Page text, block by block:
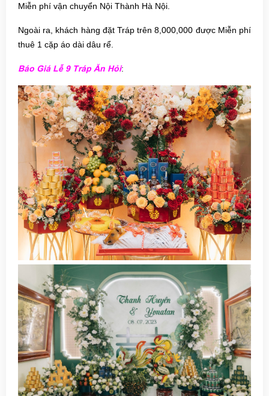
Miễn phí vận chuyển Nội Thành Hà Nội.
Ngoài ra, khách hàng đặt Tráp trên 8,000,000 được Miễn phí
thuê 1 cặp áo dài dâu rể.
Báo Giá Lễ 9 Tráp Ăn Hỏi: